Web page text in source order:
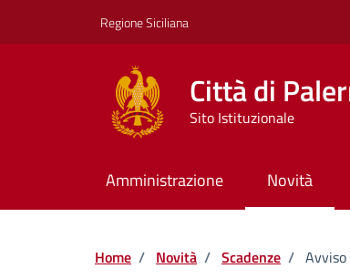
Regione Siciliana
Città di
Sito Istituzionale
Amministrazione Novità
Home / Novità / Scadenze /